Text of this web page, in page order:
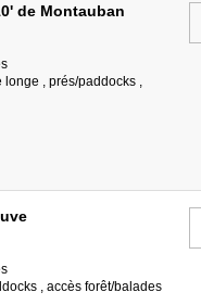
de Montauban
, prés/paddocks ,
, accès forêt/balades